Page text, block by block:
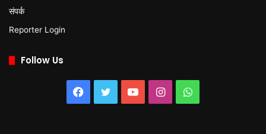
संपर्क
Reporter Login
Follow Us
Facebook
TwitterYouTubeInstagramWhatsApp